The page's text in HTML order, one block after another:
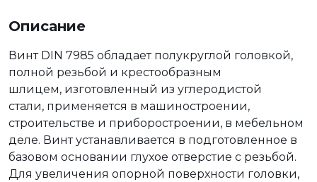
Описание
Винт DIN 7985 обладает полукруглой головкой,
полной резьбой и крестообразным
шлицем, изготовленный из углеродистой
стали, применяется в машиностроении,
строительстве и приборостроении, в мебельном
деле. Винт устанавливается в подготовленное в
базовом основании глухое отверстие с резьбой.
Для увеличения опорной поверхности головки,